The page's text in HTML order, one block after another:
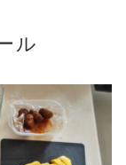
ル